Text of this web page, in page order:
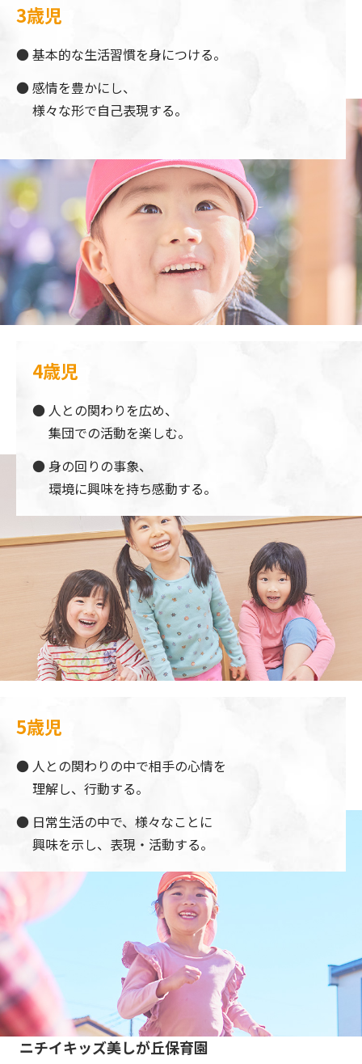
3歳児
基本的な生活習慣を身につける。
感情を豊かにし、
様々な形で自己表現する。
4歳児
人との関わりを広め、
集団での活動を楽しむ。
身の回りの事象、
環境に興味を持ち感動する。
5歳児
人との関わりの中で相手の心情を
理解し、行動する。
日常生活の中で、様々なことに
興味を示し、表現・活動する。
ニチイキッズ美しが丘保育園